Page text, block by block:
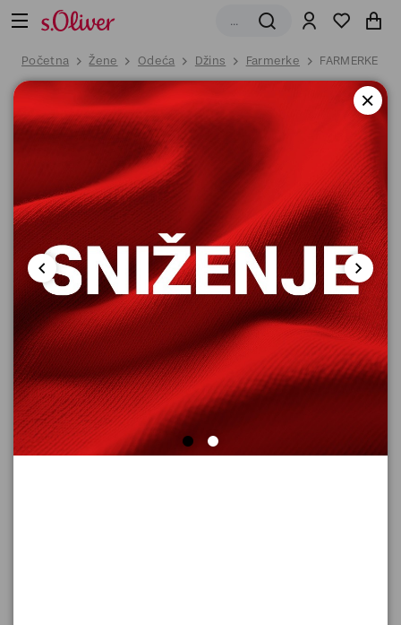
Početna Žene Odeća Džins Farmerke FARMERKE